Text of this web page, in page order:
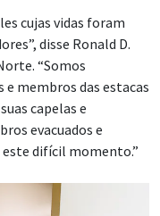
cujas vidas foram
disse Ronald D.
“Somos
membros das estacas
capelas e
evacuados e
difícil momento.”